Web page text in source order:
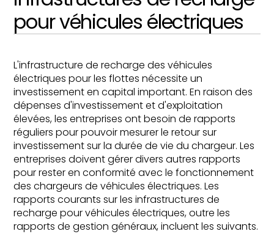
pour véhicules électriques
L'infrastructure de recharge des véhicules
électriques pour les flottes nécessite un
investissement en capital important. En raison des
dépenses d'investissement et d'exploitation
élevées, les entreprises ont besoin de rapports
réguliers pour pouvoir mesurer le retour sur
investissement sur la durée de vie du chargeur. Les
entreprises doivent gérer divers autres rapports
pour rester en conformité avec le fonctionnement
des chargeurs de véhicules électriques. Les
rapports courants sur les infrastructures de
recharge pour véhicules électriques, outre les
rapports de gestion généraux, incluent les suivants.